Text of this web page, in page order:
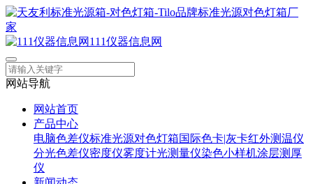
111仪器信息网
网站导航
网站首页
产品中心
电脑色差仪标准光源对色灯箱国际色卡|灰卡红外测温仪
分光色差仪密度仪雾度计光测量仪染色小样机涂层测厚
仪